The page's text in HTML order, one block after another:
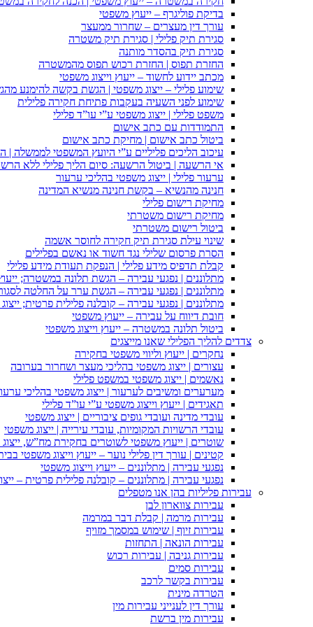
בדיקת פוליגרף – ייעוץ משפטי
עורך דין מעצרים – שחרור ממעצר
סגירת תיק פלילי | סגירת תיק משטרה
סגירת תיק בהסדר מותנה
החזרת תפוס | החזרת רכוש תפוס מהמשטרה
מכתב יידוע לחשוד – ייעוץ וייצוג משפטי
שימוע פלילי – ייצוג משפטי | הגשת בקשה להימנע
שימוע לפני השעיה בעקבות פתיחת חקירה פלילית
משפט פלילי | ייצוג משפטי ע”י עו”ד פלילי
התמודדות עם כתב אישום
ביטול כתב אישום | מחיקת כתב אישום
עיכוב הליכים פליליים ע”י היועץ המשפטי לממשלה |
אי הרשעה | ביטול הרשעה: סיום הליך פלילי ללא
ערעור פלילי | ייצוג משפטי בהליכי ערעור
חנינה מהנשיא – בקשת חנינה מנשיא המדינה
מחיקת רישום פלילי
מחיקת רישום משטרתי
ביטול רישום משטרתי
שינוי עילת סגירת תיק חקירה לחוסר אשמה
הסרת פרסום שלילי נגד חשוד או נאשם בפלילים
קבלת תדפיס מידע פלילי | הנפקת תעודת מידע פלילי
מתלוננים | נפגעי עבירה – הגשת תלונה במשטרה;
מתלוננים | נפגעי עבירה – הגשת ערר על החלטה
מתלוננים | נפגעי עבירה – קובלנה פלילית פרטית;
חובת דיווח על עבירה – ייעוץ משפטי
ביטול תלונה במשטרה – ייעוץ וייצוג משפטי
צדדים להליך הפלילי שאנו מייצגים
נחקרים | ייעוץ וליווי משפטי בחקירה
עצורים | ייצוג משפטי בהליכי מעצר ושחרור בערובה
נאשמים | ייצוג משפטי במשפט פלילי
מערערים ומשיבים לערעור | ייצוג משפטי בהליכי
תאגידים | ייעוץ וייצוג משפטי ע”י עו”ד פלילי
עובדי מדינה ועובדי גופים ציבוריים | ייצוג משפטי
עובדי הרשויות המקומיות, עובדי עירייה | ייצוג משפטי
שוטרים | ייעוץ משפטי לשוטרים בחקירת מח”ש,
קטינים | עורך דין פלילי נוער – ייעוץ וייצוג משפטי
נפגעי עבירה | מתלוננים – ייעוץ וייצוג משפטי
נפגעי עבירה | מתלוננים – קובלנה פלילית פרטית –
עבירות פליליות בהן אנו מטפלים
עבירות צווארון לבן
עבירות מרמה | קבלת דבר במרמה
עבירות זיוף | שימוש במסמך מזויף
עבירות הונאה | התחזות
עבירות גניבה | עבירות רכוש
עבירות סמים
עבירות בקשר לרכב
הטרדה מינית
עורך דין לענייני עבירות מין
עבירות מין ברשת